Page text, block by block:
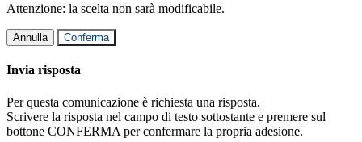
Attenzione: la scelta non sarà modificabile.
Annulla Conferma
Invia risposta
Per questa comunicazione è richiesta una risposta.
Scrivere la risposta nel campo di testo sottostante e premere sul
bottone CONFERMA per confermare la propria adesione.